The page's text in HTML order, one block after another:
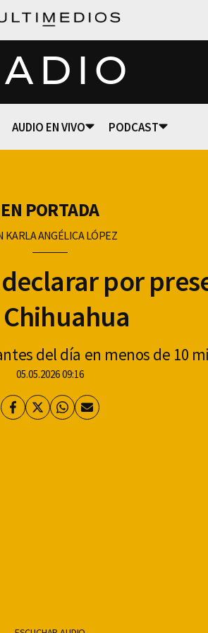
AUDIO EN VIVO PODCAST
EN PORTADA
KARLA ANGÉLICA LÓPEZ
por
del día en menos de 10
05.05.2026 09:16
Facebook
TwitterWhatsapp
Enviar